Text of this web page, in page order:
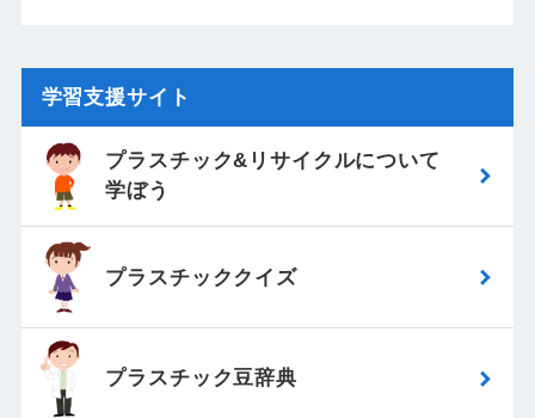
学習支援サイト
プラスチック&リサイクルについて
学ぼう
プラスチッククイズ
プラスチック豆辞典